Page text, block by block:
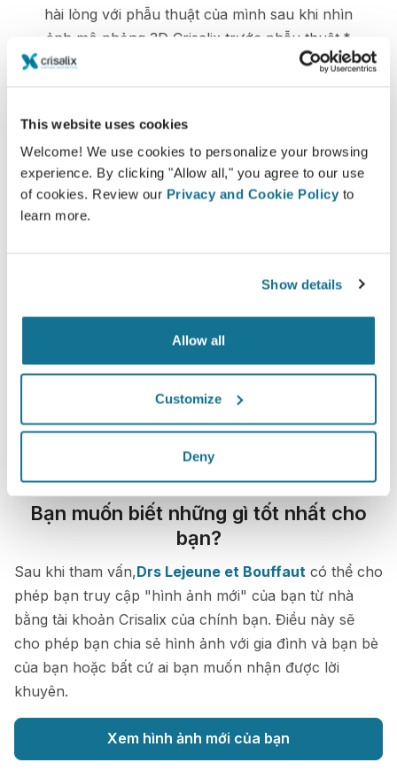
This website uses cookies
Welcome! We use cookies to personalize your browsing
experience. By clicking "Allow all," you agree to our use
of cookies. Review our Privacy and Cookie Policy to
learn more.
Show details
Allow all
Customize
Deny
hài lòng với phẫu thuật của mình sau khi nhìn
ảnh mô phỏng 3D Crisalix trước phẫu thuật.*
ngực đã trải qua phẫu thuật từ tháng 5 năm 2010 đến tháng 9
năm 2011 tại Thụy Sĩ.
Bạn muốn biết những gì tốt nhất cho
bạn?
Sau khi tham vấn,Drs Lejeune et Bouffaut có thể cho
phép bạn truy cập "hình ảnh mới" của bạn từ nhà
bằng tài khoản Crisalix của chính bạn. Điều này sẽ
cho phép bạn chia sẻ hình ảnh với gia đình và bạn bè
của bạn hoặc bất cứ ai bạn muốn nhận được lời
khuyên.
Xem hình ảnh mới của bạn